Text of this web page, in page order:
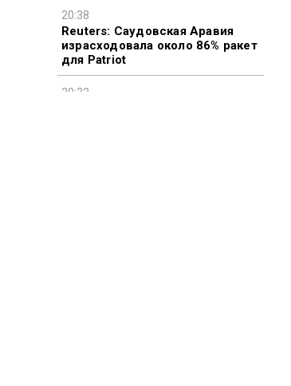
20:38
Reuters: Саудовская Аравия
израсходовала около 86% ракет
для Patriot
20:32